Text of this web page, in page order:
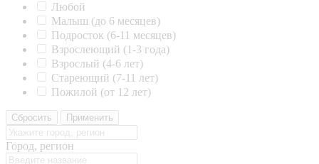
Любой
Малыш (до 6 месяцев)
Подросток (6-11 месяцев)
Взрослеющий (1-3 года)
Взрослый (4-6 лет)
Стареющий (7-11 лет)
Пожилой (от 12 лет)
Сбросить Применить
Город, регион